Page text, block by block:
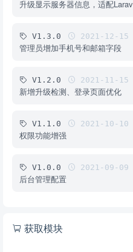
升级显示服务器信息，适配
V1.3.0 2021-12-15
管理员增加手机号和邮箱字段
V1.2.0 2021-11-15
新增升级检测、登录页面优化
V1.1.0 2021-10-10
权限功能增强
V1.0.0 2021-09-09
后台管理配置
获取模块